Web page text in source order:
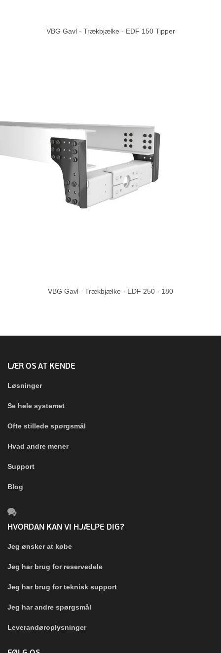
VBG Gavl - Trækbjælke - EDF 150 Tipper
VBG Gavl - Trækbjælke - EDF 250 - 180
LÆR OS AT KENDE
Løsninger
Se hele systemet
Ofte stillede spørgsmål
Hvad andre mener
Support
Blog
HVORDAN KAN VI HJÆLPE DIG?
Jeg ønsker at købe
Jeg har brug for reservedele
Jeg har brug for teknisk support
Jeg har andre spørgsmål
Leverandøroplysninger